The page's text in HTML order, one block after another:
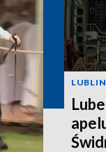
LUBLIN